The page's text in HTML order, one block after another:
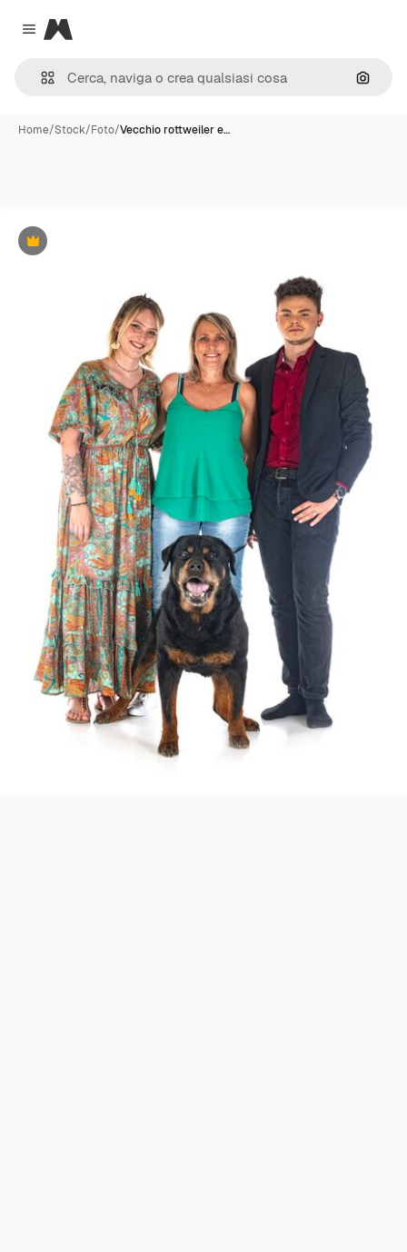
Close menu
Magnific
Cerca
Home/Stock/Foto/Vecchio rottweiler e…
Premium